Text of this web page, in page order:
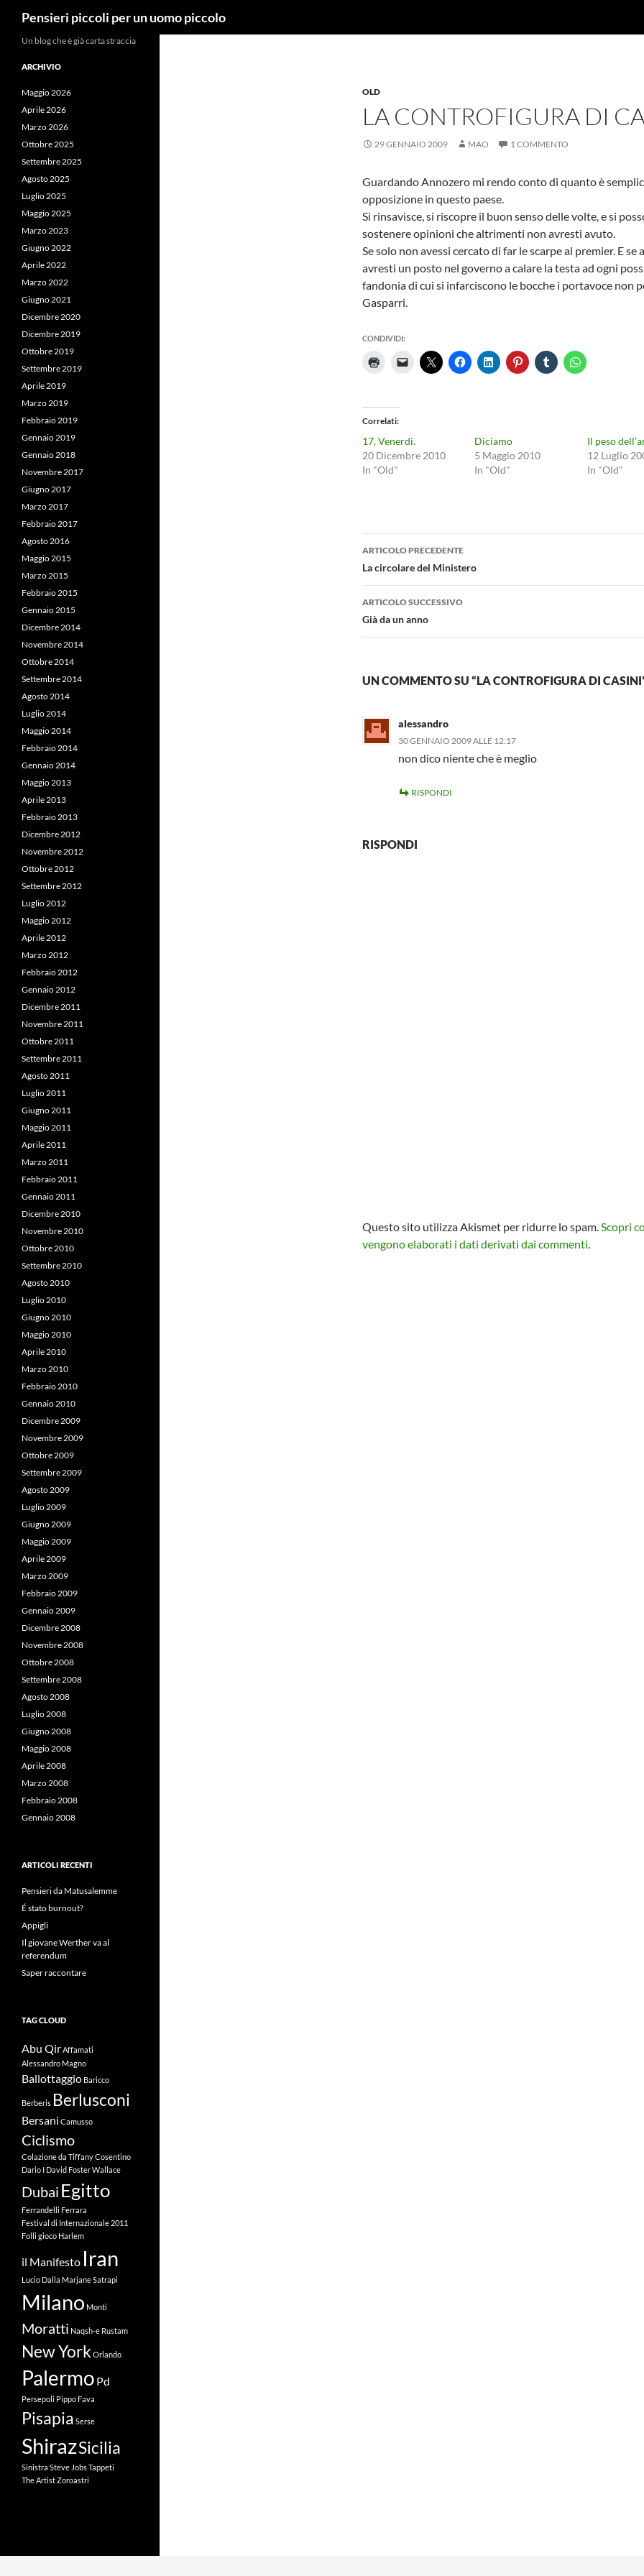
Pensieri piccoli per un uomo piccolo
OLD
LA CONTROFIGURA DI
29 GENNAIO 2009 MAO 1 COMMENTO
Guardando Annozero mi rendo conto di quanto è
opposizione in questo paese.
Si rinsavisce, si riscopre il buon senso delle volte, e si
sostenere opinioni che altrimenti non avresti avuto.
Se solo non avessi cercato di far le scarpe al premier. E se
avresti un posto nel governo a calare la testa ad ogni
fandonia di cui si infarciscono le bocche i portavoce non
Gasparri.
CONDIVIDI:
Correlati
17, Venerdi.
20 Dicembre 2010
In "Old"
Diciamo
5 Maggio 2010
In "Old"
Il peso
12 Luglio
In "Old"
Navigazione
articolo
ARTICOLO PRECEDENTE
La circolare del Ministero
ARTICOLO SUCCESSIVO
Già da un anno
UN COMMENTO SU “LA CONTROFIGURA DI
alessandro
30 GENNAIO 2009 ALLE 12:17
non dico niente che è meglio
RISPONDI
RISPONDI
Questo sito utilizza Akismet per ridurre lo spam.Scopri
vengono elaborati i dati derivati dai commenti.
Un blog che è già carta straccia
ARCHIVIO
Maggio 2026
Aprile 2026
Marzo 2026
Ottobre 2025
Settembre 2025
Agosto 2025
Luglio 2025
Maggio 2025
Marzo 2023
Giugno 2022
Aprile 2022
Marzo 2022
Giugno 2021
Dicembre 2020
Dicembre 2019
Ottobre 2019
Settembre 2019
Aprile 2019
Marzo 2019
Febbraio 2019
Gennaio 2019
Gennaio 2018
Novembre 2017
Giugno 2017
Marzo 2017
Febbraio 2017
Agosto 2016
Maggio 2015
Marzo 2015
Febbraio 2015
Gennaio 2015
Dicembre 2014
Novembre 2014
Ottobre 2014
Settembre 2014
Agosto 2014
Luglio 2014
Maggio 2014
Febbraio 2014
Gennaio 2014
Maggio 2013
Aprile 2013
Febbraio 2013
Dicembre 2012
Novembre 2012
Ottobre 2012
Settembre 2012
Luglio 2012
Maggio 2012
Aprile 2012
Marzo 2012
Febbraio 2012
Gennaio 2012
Dicembre 2011
Novembre 2011
Ottobre 2011
Settembre 2011
Agosto 2011
Luglio 2011
Giugno 2011
Maggio 2011
Aprile 2011
Marzo 2011
Febbraio 2011
Gennaio 2011
Dicembre 2010
Novembre 2010
Ottobre 2010
Settembre 2010
Agosto 2010
Luglio 2010
Giugno 2010
Maggio 2010
Aprile 2010
Marzo 2010
Febbraio 2010
Gennaio 2010
Dicembre 2009
Novembre 2009
Ottobre 2009
Settembre 2009
Agosto 2009
Luglio 2009
Giugno 2009
Maggio 2009
Aprile 2009
Marzo 2009
Febbraio 2009
Gennaio 2009
Dicembre 2008
Novembre 2008
Ottobre 2008
Settembre 2008
Agosto 2008
Luglio 2008
Giugno 2008
Maggio 2008
Aprile 2008
Marzo 2008
Febbraio 2008
Gennaio 2008
ARTICOLI RECENTI
Pensieri da Matusalemme
É stato burnout?
Appigli
Il giovane Werther va al
referendum
Saper raccontare
TAG CLOUD
Abu QirAffamati
Alessandro Magno
Ballottaggio Baricco
Berberis Berlusconi
Bersani Camusso
Ciclismo
Colazione da TiffanyCosentino
Dario I David Foster Wallace
Dubai Egitto
Ferrandelli Ferrara
Festival di Internazionale 2011
Folli gioco Harlem
il Manifesto Iran
Lucio Dalla Marjane Satrapi
Milano Monti
Moratti Naqsh-e Rustam
New York Orlando
Palermo Pd
Persepoli Pippo Fava
Pisapia Serse
ShirazSicilia
Sinistra Steve JobsTappeti
The ArtistZoroastri